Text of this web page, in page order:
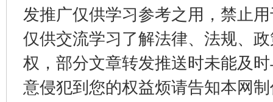
发推广仅供学习参考之用，禁止
仅供交流学习了解法律、法规、
权，部分文章转发推送时未能及
意侵犯到您的权益烦请告知本网
以产业富民促振兴 酒